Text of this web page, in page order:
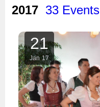
2017 33 Events
21
Jan 17